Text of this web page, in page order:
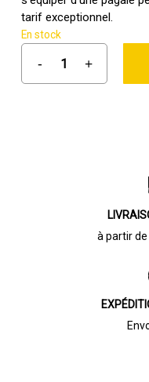
tarif exceptionnel.
En stock
à partir de